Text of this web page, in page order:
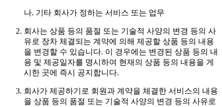
나. 기타 회사가 정하는 서비스 또는 업무
회사는 상품 등의 품절 또는 기술적 사양의 변경 등의 사
유로 장차 체결되는 계약에 의해 제공할 상품 등의 내용
을 변경할 수 있습니다. 이 경우에는 변경된 상품 등의 내
용 및 제공일자를 명시하여 현재의 상품 등의 내용을 게
시한 곳에 즉시 공지합니다.
회사가 제공하기로 회원과 계약을 체결한 서비스의 내용
을 상품 등의 품절 또는 기술적 사양의 변경 등의 사유로